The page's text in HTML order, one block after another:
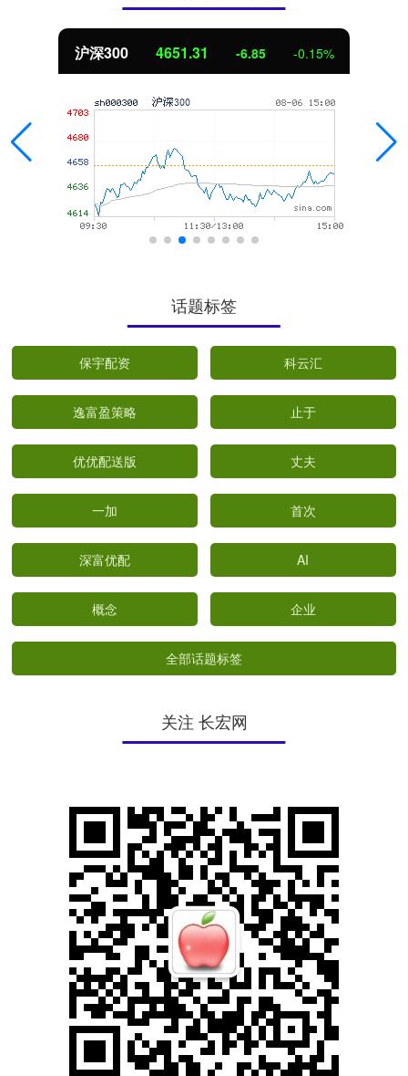
沪深300 4651.31 -6.85 -0.15%
话题标签
保宇配资 科云汇
逸富盈策略 止于
优优配送版 丈夫
一加 首次
深富优配 AI
概念 企业
全部话题标签
关注 长宏网